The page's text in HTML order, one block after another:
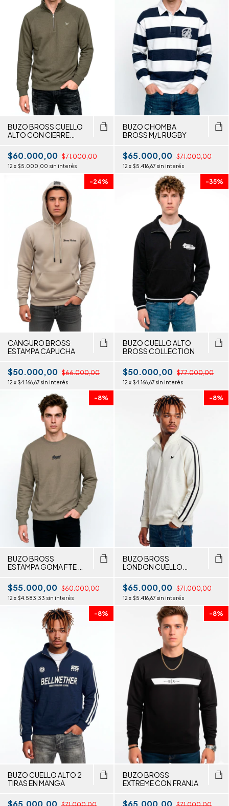
BUZO BROSS CUELLO
ALTO CON CIERRE
$60.000,00 $71.000,00
12 x $5.000,00 sin interés
BUZO CHOMBA
BROSS M/L RUGBY
$65.000,00 $71.000,00
12 x $5.416,67 sin interés
-24%
CANGURO BROSS
ESTAMPA CAPUCHA
$50.000,00 $66.000,00
12 x $4.166,67 sin interés
-35%
BUZO CUELLO ALTO
BROSS COLLECTION
$50.000,00 $77.000,00
12 x $4.166,67 sin interés
-8%
BUZO BROSS
ESTAMPA GOMA FTE Y
$55.000,00 $60.000,00
12 x $4.583,33 sin interés
-8%
BUZO BROSS
LONDON CUELLO
$65.000,00 $71.000,00
12 x $5.416,67 sin interés
-8%
BUZO CUELLO ALTO 2
TIRAS EN MANGA
$65.000,00
-8%
BUZO BROSS
EXTREME CON FRANJA
$65.000,00